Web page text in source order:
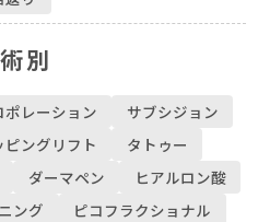
別
ポレーション
サブシジョン
ピングリフト
タトゥー
ダーマペン
ヒアルロン酸
ング
ピコフラクショナル